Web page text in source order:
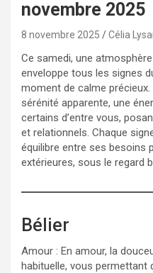
novembre 2025
8 novembre 2025 Célia
Ce samedi, une
enveloppe tous les signes
moment de calme
sérénité apparente, une
certains d’entre vous,
et relationnels. Chaque
équilibre entre ses besoins
extérieures, sous le regard
Bélier
Amour : En amour, la
habituelle, vous permettant